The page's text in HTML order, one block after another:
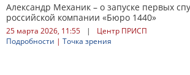
Александр Механик – о запуске первых
российской компании «Бюро 1440»
25 марта 2026, 11:55 |
Центр ПРИСП
Подробности | Точка зрения